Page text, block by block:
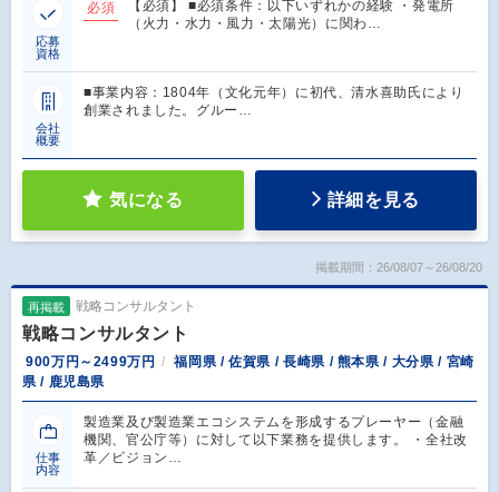
応募
資格
必須
【必須】 ■必須条件：以下いずれかの経験 ・発電所
（火力・水力・風力・太陽光）に関わ…
会社
概要
■事業内容：1804年（文化元年）に初代、清水喜助氏により
創業されました。グルー…
気になる 詳細を見る
掲載期間：26/08/07～26/08/20
再掲載 戦略コンサルタント
戦略コンサルタント
900万円～2499万円
福岡県 / 佐賀県 / 長崎県 / 熊本県 / 大分県 / 宮崎
県 / 鹿児島県
仕事
内容
製造業及び製造業エコシステムを形成するプレーヤー（金融
機関、官公庁等）に対して以下業務を提供します。 ・全社改
革／ビジョン…